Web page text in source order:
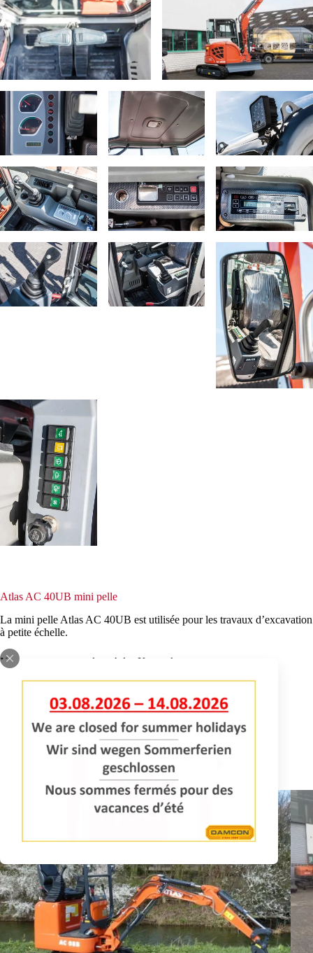
Atlas AC 40UB mini pelle
La mini pelle Atlas AC 40UB est utilisée pour les travaux d’excavation
à petite échelle.
Nous sommes revendeur Atlas Kompakt:
INFORMATIONS REQUISES